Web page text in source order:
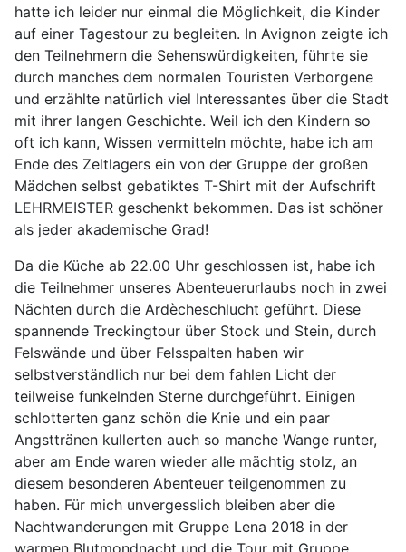
hatte ich leider nur einmal die Möglichkeit, die Kinder
auf einer Tagestour zu begleiten. In Avignon zeigte ich
den Teilnehmern die Sehenswürdigkeiten, führte sie
durch manches dem normalen Touristen Verborgene
und erzählte natürlich viel Interessantes über die Stadt
mit ihrer langen Geschichte. Weil ich den Kindern so
oft ich kann, Wissen vermitteln möchte, habe ich am
Ende des Zeltlagers ein von der Gruppe der großen
Mädchen selbst gebatiktes T-Shirt mit der Aufschrift
LEHRMEISTER geschenkt bekommen. Das ist schöner
als jeder akademische Grad!
Da die Küche ab 22.00 Uhr geschlossen ist, habe ich
die Teilnehmer unseres Abenteuerurlaubs noch in zwei
Nächten durch die Ardècheschlucht geführt. Diese
spannende Treckingtour über Stock und Stein, durch
Felswände und über Felsspalten haben wir
selbstverständlich nur bei dem fahlen Licht der
teilweise funkelnden Sterne durchgeführt. Einigen
schlotterten ganz schön die Knie und ein paar
Angsttränen kullerten auch so manche Wange runter,
aber am Ende waren wieder alle mächtig stolz, an
diesem besonderen Abenteuer teilgenommen zu
haben. Für mich unvergesslich bleiben aber die
Nachtwanderungen mit Gruppe Lena 2018 in der
warmen Blutmondnacht und die Tour mit Gruppe